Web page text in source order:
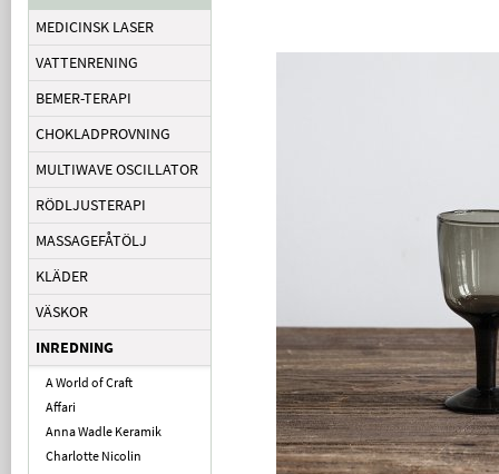
MEDICINSK LASER
VATTENRENING
BEMER-TERAPI
CHOKLADPROVNING
MULTIWAVE OSCILLATOR
RÖDLJUSTERAPI
MASSAGEFÅTÖLJ
KLÄDER
VÄSKOR
INREDNING
A World of Craft
Affari
Anna Wadle Keramik
Charlotte Nicolin